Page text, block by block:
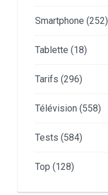
Smartphone (252)
Tablette (18)
Tarifs (296)
Télévision (558)
Tests (584)
Top (128)